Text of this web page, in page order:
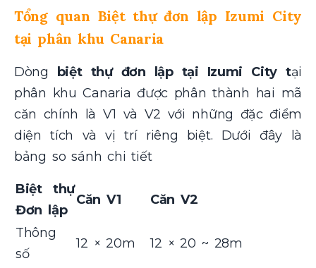
Tổng quan Biệt thự đơn lập Izumi City
tại phân khu Canaria
Dòng biệt thự đơn lập tại Izumi City tại
phân khu Canaria được phân thành hai mã
căn chính là V1 và V2 với những đặc điểm
diện tích và vị trí riêng biệt. Dưới đây là
bảng so sánh chi tiết
Biệt thự
Đơn lập
Căn V1 Căn V2
Thông
số
12 × 20m 12 × 20 ~ 28m